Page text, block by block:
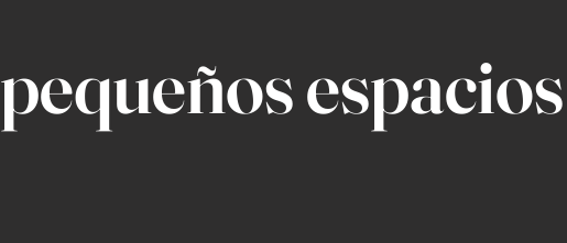
pequeños espacios